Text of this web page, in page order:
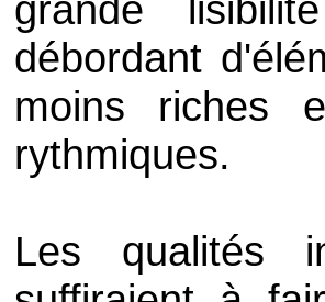
débordant
moins riches
rythmiques.
Les qualités